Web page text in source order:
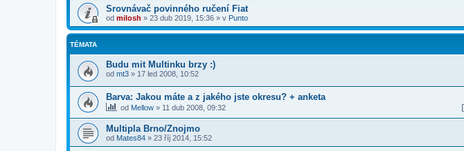
Srovnávač povinného ručení Fiat
od milosh » 23 dub 2019, 15:36 » v Punto
TÉMATA
Budu mit Multinku brzy :)
od mt3 » 17 led 2008, 10:52
Barva: Jakou máte a z jakého jste okresu? + anketa
od Mellow » 11 dub 2008, 09:32
Multipla Brno/Znojmo
od Mates84 » 23 říj 2014, 15:52